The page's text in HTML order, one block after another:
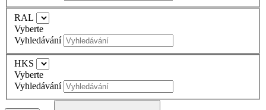
RAL
Vyberte
Vyhledávání
HKS
Vyberte
Vyhledávání